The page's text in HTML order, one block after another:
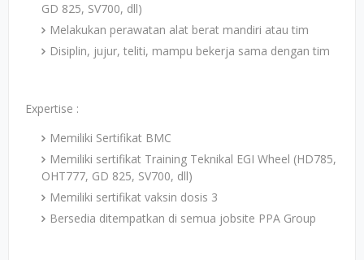
GD 825, SV700, dll)
Melakukan perawatan alat berat mandiri atau tim
Disiplin, jujur, teliti, mampu bekerja sama dengan tim
Expertise :
Memiliki Sertifikat BMC
Memiliki sertifikat Training Teknikal EGI Wheel (HD785,
OHT777, GD 825, SV700, dll)
Memiliki sertifikat vaksin dosis 3
Bersedia ditempatkan di semua jobsite PPA Group